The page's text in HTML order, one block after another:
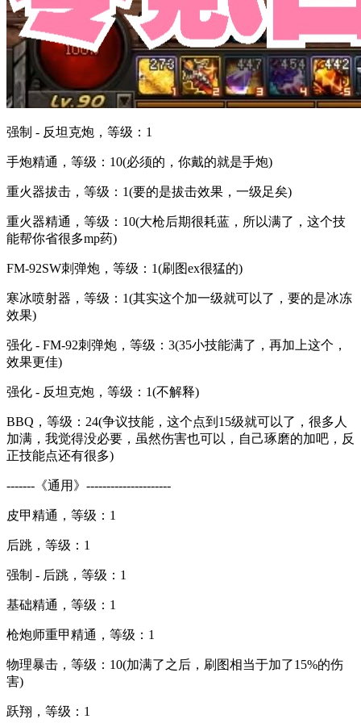
强制 - 反坦克炮，等级：1
手炮精通，等级：10(必须的，你戴的就是手炮)
重火器拔击，等级：1(要的是拔击效果，一级足矣)
重火器精通，等级：10(大枪后期很耗蓝，所以满了，这个技
能帮你省很多mp药)
FM-92SW刺弹炮，等级：1(刷图ex很猛的)
寒冰喷射器，等级：1(其实这个加一级就可以了，要的是冰冻
效果)
强化 - FM-92刺弹炮，等级：3(35小技能满了，再加上这个，
效果更佳)
强化 - 反坦克炮，等级：1(不解释)
BBQ，等级：24(争议技能，这个点到15级就可以了，很多人
加满，我觉得没必要，虽然伤害也可以，自己琢磨的加吧，反
正技能点还有很多)
-------《通用》---------------------
皮甲精通，等级：1
后跳，等级：1
强制 - 后跳，等级：1
基础精通，等级：1
枪炮师重甲精通，等级：1
物理暴击，等级：10(加满了之后，刷图相当于加了15%的伤
害)
跃翔，等级：1